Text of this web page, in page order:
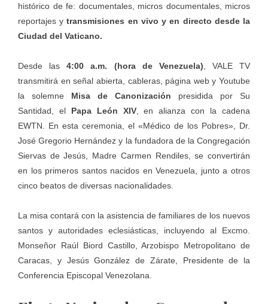
histórico de fe: documentales, micros documentales, micros
reportajes ytransmisiones en vivo y en directo desde la
Ciudad del Vaticano.
Desde las4:00 a.m. (hora de Venezuela) , VALE TV
transmitirá en señal abierta, cableras, página web y Youtube
la solemne Misa de Canonización presidida por Su
Santidad, el Papa León XIV, en alianza con la cadena
EWTN. En esta ceremonia, el «Médico de los Pobres», Dr.
José Gregorio Hernández y la fundadora de la Congregación
Siervas de Jesús, Madre Carmen Rendiles, se convertirán
en los primeros santos nacidos en Venezuela, junto a otros
cinco beatos de diversas nacionalidades.
La misa contará con la asistencia de familiares de los nuevos
santos y autoridades eclesiásticas, incluyendo al Excmo.
Monseñor Raúl Biord Castillo, Arzobispo Metropolitano de
Caracas, y Jesús González de Zárate, Presidente de la
Conferencia Episcopal Venezolana.